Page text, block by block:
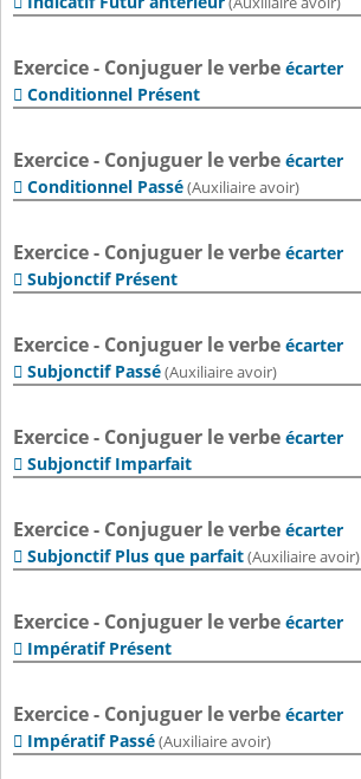
Exercice - Conjuguer le verbe écarter
 Conditionnel Présent
Exercice - Conjuguer le verbe écarter
 Conditionnel Passé(Auxiliaire avoir)
Exercice - Conjuguer le verbe écarter
 Subjonctif Présent
Exercice - Conjuguer le verbe écarter
 Subjonctif Passé(Auxiliaire avoir)
Exercice - Conjuguer le verbe écarter
 Subjonctif Imparfait
Exercice - Conjuguer le verbe écarter
 Subjonctif Plus que parfait(Auxiliaire avoir)
Exercice - Conjuguer le verbe écarter
 Impératif Présent
Exercice - Conjuguer le verbe écarter
 Impératif Passé(Auxiliaire avoir)